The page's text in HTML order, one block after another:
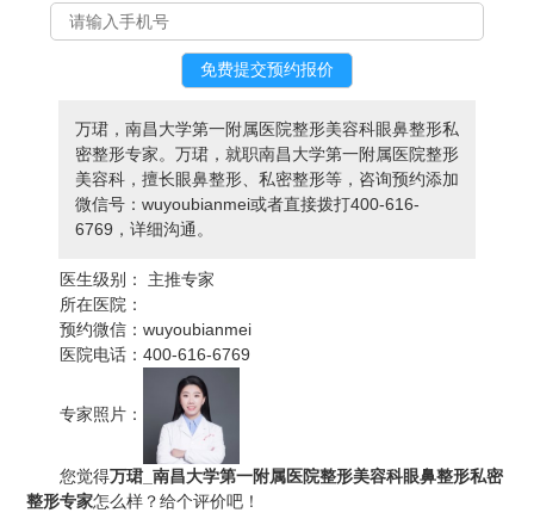
万珺，南昌大学第一附属医院整形美容科眼鼻整形私
密整形专家。万珺，就职南昌大学第一附属医院整形
美容科，擅长眼鼻整形、私密整形等，咨询预约添加
微信号：wuyoubianmei或者直接拨打400-616-
6769，详细沟通。
医生级别：
主推专家
所在医院：
预约微信：wuyoubianmei
医院电话：400-616-6769
专家照片：
您觉得万珺_南昌大学第一附属医院整形美容科眼鼻整形私密
整形专家怎么样？给个评价吧！